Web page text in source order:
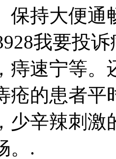
保持大便通
我要投
痔速宁等。
疮的患者平
少辛辣刺激
。.